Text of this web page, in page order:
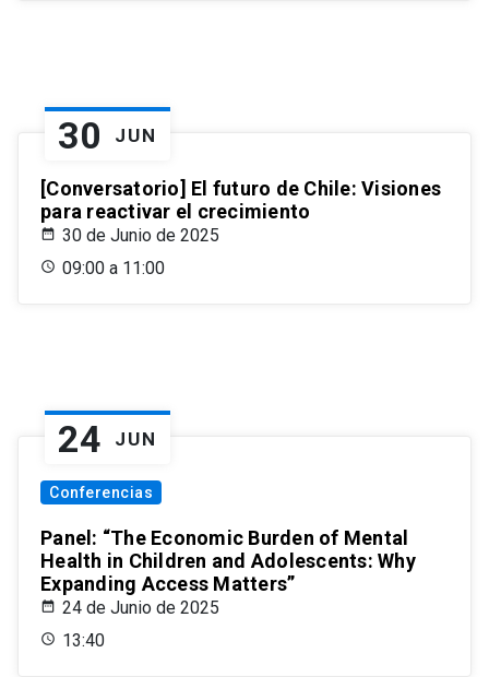
30 JUN
[Conversatorio] El futuro de Chile: Visiones
para reactivar el crecimiento
30 de Junio de 2025
09:00 a 11:00
24 JUN
Conferencias
Panel: “The Economic Burden of Mental
Health in Children and Adolescents: Why
Expanding Access Matters”
24 de Junio de 2025
13:40